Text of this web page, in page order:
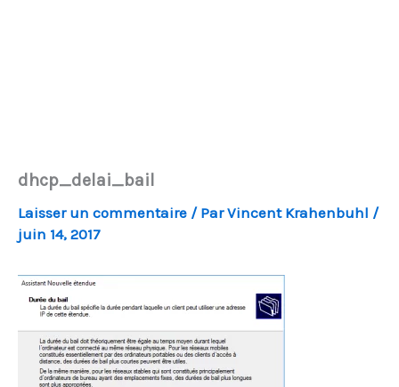
dhcp_delai_bail
Laisser un commentaire / ParVincent Krahenbuhl /
juin 14, 2017